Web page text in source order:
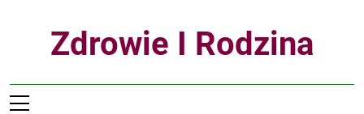
Zdrowie I Rodzina